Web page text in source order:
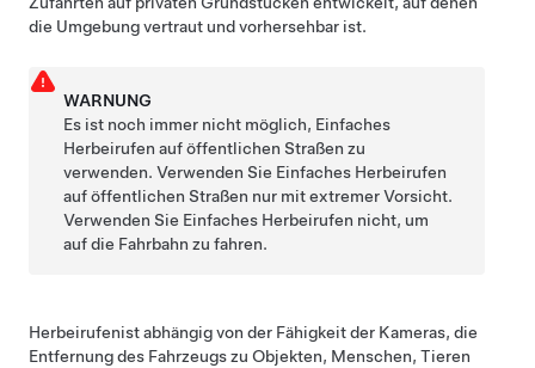
die Umgebung vertraut und vorhersehbar ist.
WARNUNG
Es ist noch immer nicht möglich, Einfaches
Herbeirufen auf öffentlichen Straßen zu
verwenden. Verwenden Sie Einfaches Herbeirufen
auf öffentlichen Straßen nur mit extremer Vorsicht.
Verwenden Sie Einfaches Herbeirufen nicht, um
auf die Fahrbahn zu fahren.
Herbeirufenist abhängig von der Fähigkeit der Kameras, die
Entfernung des Fahrzeugs zu Objekten, Menschen, Tieren